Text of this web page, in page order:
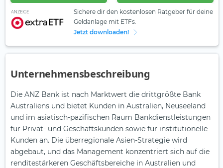
ANZEIGE
Sichere dir den kostenlosen Ratgeber für deine
Geldanlage mit ETFs.
Jetzt downloaden!
Unternehmensbeschreibung
Die ANZ Bank ist nach Marktwert die drittgrößte Bank
Australiens und bietet Kunden in Australien, Neuseeland
und im asiatisch-pazifischen Raum Bankdienstleistungen
für Privat- und Geschäftskunden sowie für institutionelle
Kunden an. Die überregionale Asien-Strategie wird
abgebaut, und das Management konzentriert sich auf die
renditestärkeren Geschäftsbereiche in Australien und